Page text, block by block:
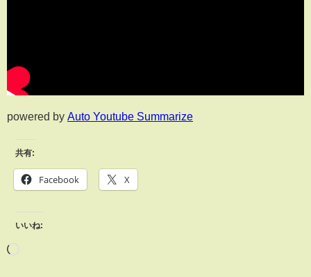
powered by Auto Youtube Summarize
共有:
Facebook X
いいね: